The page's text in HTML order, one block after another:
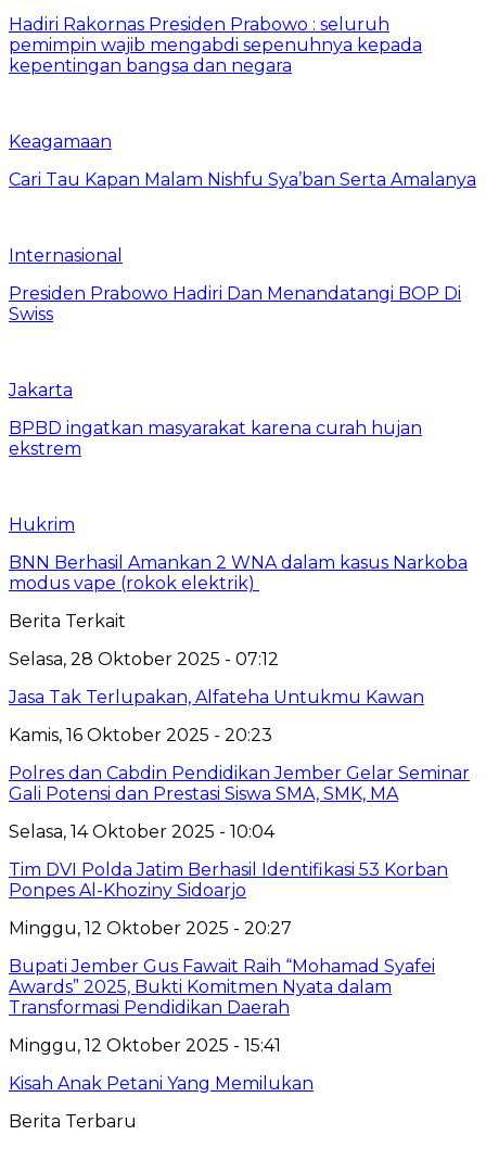
Hadiri Rakornas Presiden Prabowo : seluruh
pemimpin wajib mengabdi sepenuhnya kepada
kepentingan bangsa dan negara
Keagamaan
Cari Tau Kapan Malam Nishfu Sya’ban Serta Amalanya
Internasional
Presiden Prabowo Hadiri Dan Menandatangi BOP Di
Swiss
Jakarta
BPBD ingatkan masyarakat karena curah hujan
ekstrem
Hukrim
BNN Berhasil Amankan 2 WNA dalam kasus Narkoba
modus vape (rokok elektrik)
Berita Terkait
Selasa, 28 Oktober 2025 - 07:12
Jasa Tak Terlupakan, Alfateha Untukmu Kawan
Kamis, 16 Oktober 2025 - 20:23
Polres dan Cabdin Pendidikan Jember Gelar Seminar
Gali Potensi dan Prestasi Siswa SMA, SMK, MA
Selasa, 14 Oktober 2025 - 10:04
Tim DVI Polda Jatim Berhasil Identifikasi 53 Korban
Ponpes Al-Khoziny Sidoarjo
Minggu, 12 Oktober 2025 - 20:27
Bupati Jember Gus Fawait Raih “Mohamad Syafei
Awards” 2025, Bukti Komitmen Nyata dalam
Transformasi Pendidikan Daerah
Minggu, 12 Oktober 2025 - 15:41
Kisah Anak Petani Yang Memilukan
Berita Terbaru